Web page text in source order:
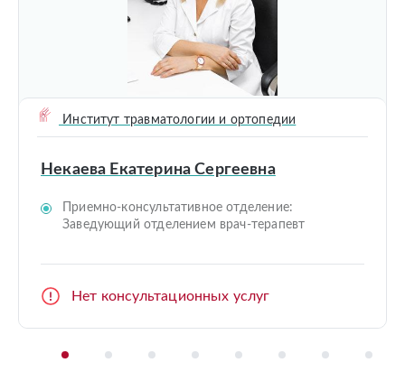
Институт травматологии и ортопедии
Некаева Екатерина Сергеевна
Приемно-консультативное отделение:
Заведующий отделением врач-терапевт
Нет консультационных услуг